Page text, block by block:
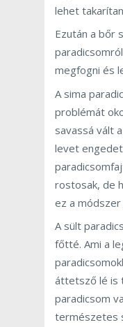
lehet
Ezután a bőr
megfogni és
A sima
problémát
savassá vált
levet
rostosak, de
ez a
A sült
főtté. Ami a
áttetsző lé is
paradicsom
természetes